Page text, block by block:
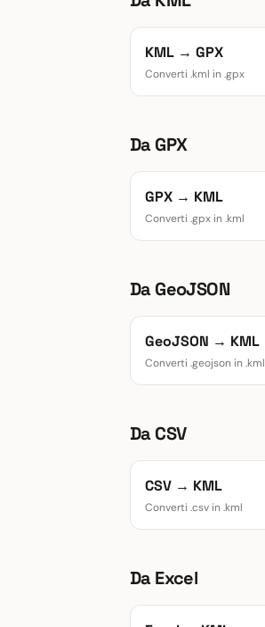
KML → GPX
Converti .kml in .gpx
Da GPX
GPX → KML
Converti .gpx in .kml
Da GeoJSON
GeoJSON → KML
Converti .geojson in .kml
Da CSV
CSV → KML
Converti .csv in .kml
Da Excel